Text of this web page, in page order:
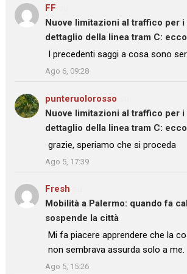
FF
Nuove limitazioni al traffico per i
dettaglio della linea tram C:
: “ I precedenti saggi a cosa sono
Ago 6, 09:28
punteruolorosso
Nuove limitazioni al traffico per i
dettaglio della linea tram C:
: “
grazie, speriamo che si proceda
”
Ago 5, 17:39
Fresh
Mobilità a Palermo: quando fa
sospende la città
: “Mi fa piacere apprendere che la
non sembrava assurda solo a me.
”
Ago 5, 15:26